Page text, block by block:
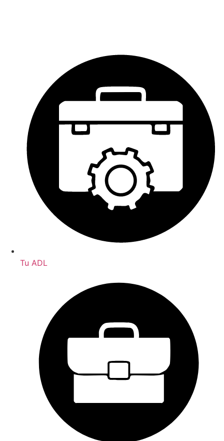
Tu ADL